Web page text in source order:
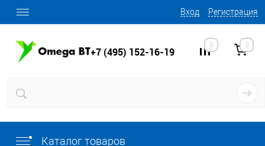
Вход Регистрация
+7 (495) 152-16-19
0 0
Каталог товаров